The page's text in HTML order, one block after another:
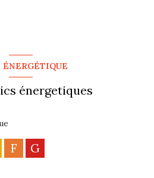
ÉNERGÉTIQUE
énergetiques
F G